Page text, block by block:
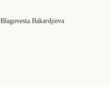
Blagovesta Bakardjieva